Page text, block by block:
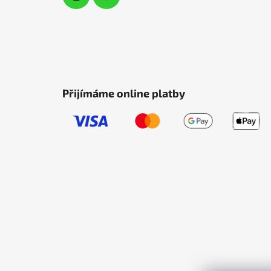
Přijímáme online platby